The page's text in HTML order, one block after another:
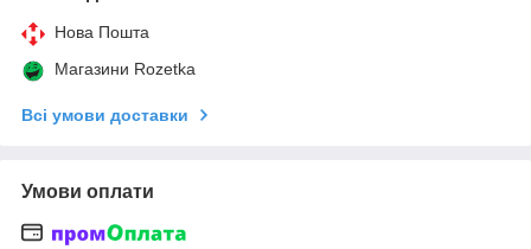
Нова Пошта
Магазини Rozetka
Всі умови доставки
Умови оплати